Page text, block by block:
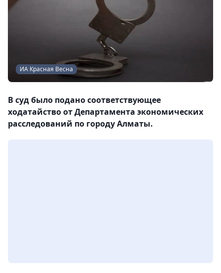
ИА Красная Весна
В суд было подано соответствующее
ходатайство от Департамента экономических
расследований по городу Алматы.